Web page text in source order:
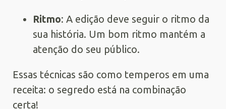
Ritmo: A edição deve seguir o ritmo da
sua história. Um bom ritmo mantém a
atenção do seu público.
Essas técnicas são como temperos em uma
receita: o segredo está na combinação
certa!